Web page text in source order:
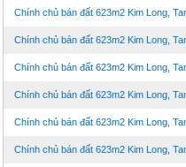
Chính chủ bán đất 623m2 Kim Long,
Chính chủ bán đất 623m2 Kim Long,
Chính chủ bán đất 623m2 Kim Long,
Chính chủ bán đất 623m2 Kim Long,
Chính chủ bán đất 623m2 Kim Long,
Chính chủ bán đất 623m2 Kim Long,